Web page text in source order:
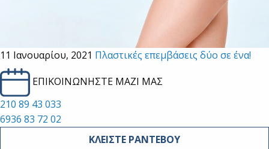
11 Ιανουαρίου, 2021 Πλαστικές επεμβάσεις δύο σε ένα!
ΕΠΙΚΟΙΝΩΝΗΣΤΕ ΜΑΖΙ ΜΑΣ
210 89 43 033
6936 83 72 02
ΚΛΕΙΣΤΕ ΡΑΝΤΕΒΟΥ